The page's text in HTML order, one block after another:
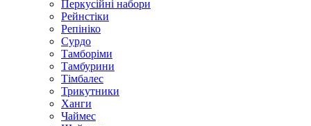
Перкусійні набори
Рейнстіки
Репініко
Сурдо
Тамборіми
Тамбурини
Тімбалес
Трикутники
Ханги
Чаймес